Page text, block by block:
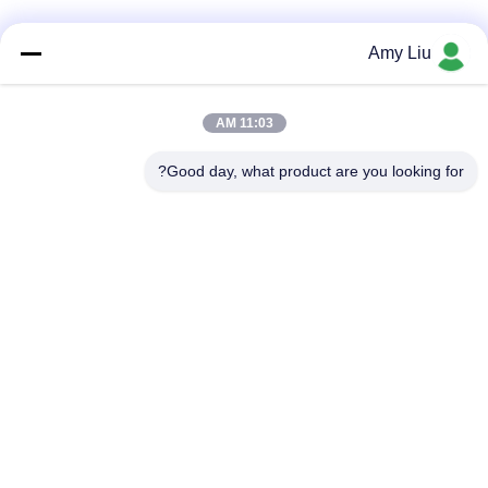
تلفن
Amy Liu
11:03 AM
Good day, what product are you looking for?